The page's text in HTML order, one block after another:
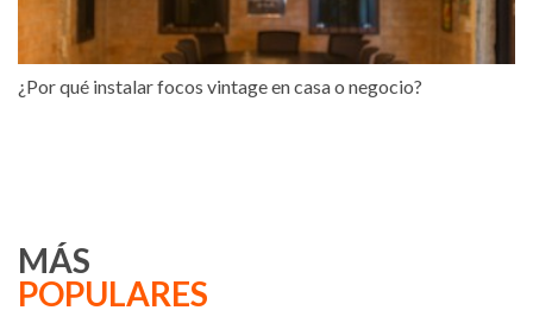
¿Por qué instalar focos vintage en casa o negocio?
MÁS
POPULARES